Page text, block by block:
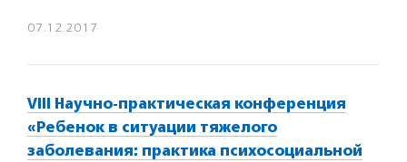
07.12.2017
VIII Научно-практическая конференция
«Ребенок в ситуации тяжелого
заболевания: практика психосоциальной